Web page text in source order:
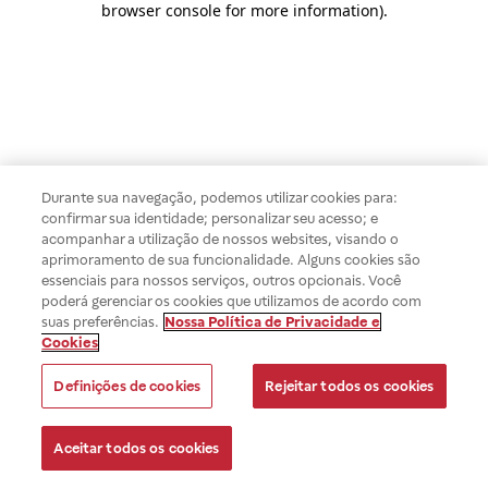
browser console for more information).
Durante sua navegação, podemos utilizar cookies para:
confirmar sua identidade; personalizar seu acesso; e
acompanhar a utilização de nossos websites, visando o
aprimoramento de sua funcionalidade. Alguns cookies são
essenciais para nossos serviços, outros opcionais. Você
poderá gerenciar os cookies que utilizamos de acordo com
suas preferências. Nossa Política de Privacidade e
Cookies
Definições de cookies Rejeitar todos os cookies
Aceitar todos os cookies